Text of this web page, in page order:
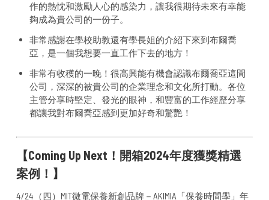
作的熱忱和激勵人心的感染力，讓我很期待未來有幸能
夠成為貴公司的一份子。
非常感謝在學校助教還有學長姐的介紹下來到布爾喬
亞，是一個我想要一直工作下去的地方！
非常有收穫的一晚！很高興能有機會認識布爾喬亞這間
公司，深深的被貴公司的企業理念和文化所打動。各位
主管分享時堅定、發光的眼神，和豐富的工作經歷分享
都讓我對布爾喬亞感到更加好奇和驚艷！
【Coming Up Next！開箱2024年度獲獎精選
案例！】
4/24（四）MIT微電保養新創品牌－AKIMIA「保養時間學」年